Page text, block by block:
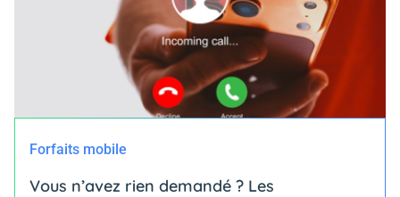
Forfaits mobile
Vous n’avez rien demandé ? Les